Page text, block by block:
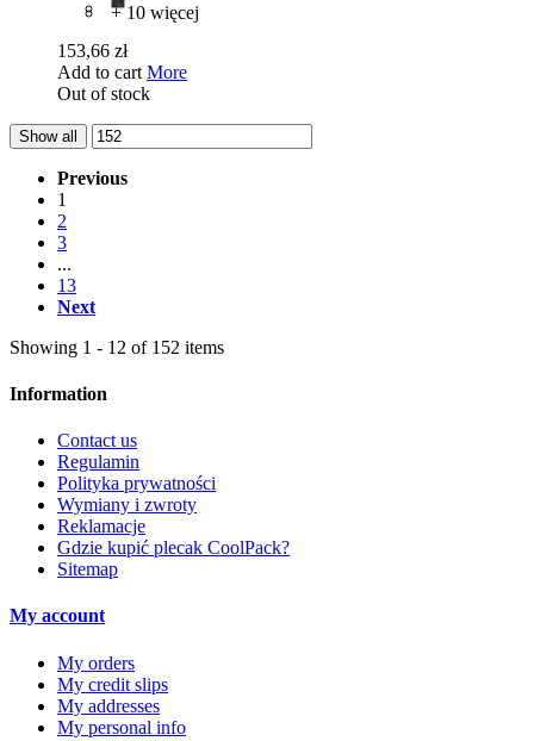
+ 10 więcej
153,66 zł
Add to cart More
Out of stock
Show all
Previous
1
2
3
...
13
Next
Showing 1 - 12 of 152 items
Information
Contact us
Regulamin
Polityka prywatności
Wymiany i zwroty
Reklamacje
Gdzie kupić plecak CoolPack?
Sitemap
My account
My orders
My credit slips
My addresses
My personal info